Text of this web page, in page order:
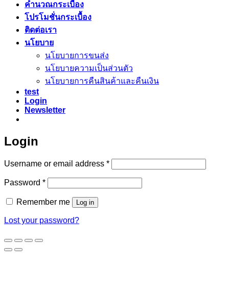
คำนวณกระเบื้อง
โปรโมชั่นกระเบื้อง
ติดต่อเรา
นโยบาย
นโยบายการขนส่ง
นโยบายความเป็นส่วนตัว
นโยบายการคืนสินค้าและคืนเงิน
test
Login
Newsletter
Login
Username or email address *Required
Password *Required
Remember me Log in
Lost your password?